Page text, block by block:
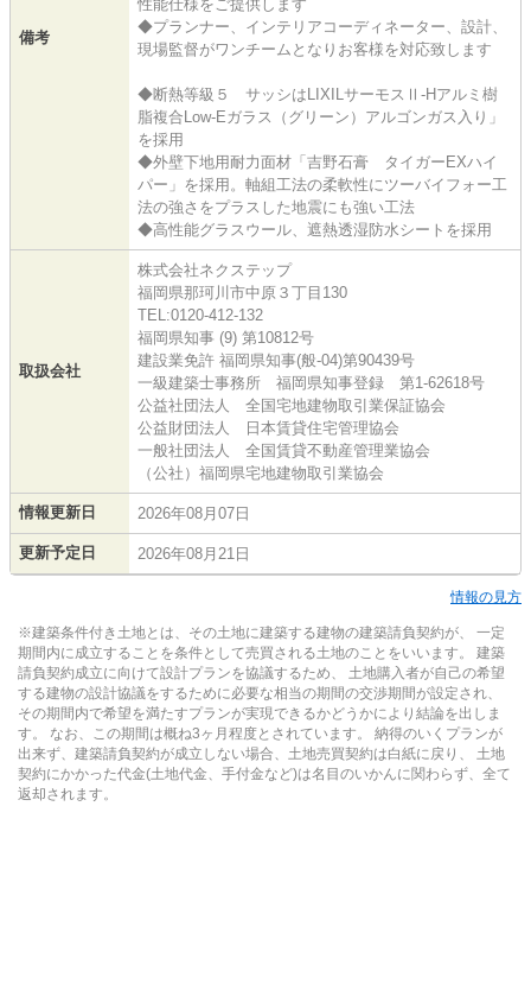
備考
性能仕様をご提供します
◆プランナー、インテリアコーディネーター、設計、
現場監督がワンチームとなりお客様を対応致します
◆断熱等級５ サッシはLIXILサーモスⅡ-Hアルミ樹
脂複合Low-Eガラス（グリーン）アルゴンガス入り」
を採用
◆外壁下地用耐力面材「吉野石膏 タイガーEXハイ
パー」を採用。軸組工法の柔軟性にツーバイフォー工
法の強さをプラスした地震にも強い工法
◆高性能グラスウール、遮熱透湿防水シートを採用
取扱会社
株式会社ネクステップ
福岡県那珂川市中原３丁目130
TEL:0120-412-132
福岡県知事 (9) 第10812号
建設業免許 福岡県知事(般-04)第90439号
一級建築士事務所 福岡県知事登録 第1-62618号
公益社団法人 全国宅地建物取引業保証協会
公益財団法人 日本賃貸住宅管理協会
一般社団法人 全国賃貸不動産管理業協会
（公社）福岡県宅地建物取引業協会
情報更新日 2026年08月07日
更新予定日 2026年08月21日
情報の見方
※建築条件付き土地とは、その土地に建築する建物の建築請負契約が、 一定
期間内に成立することを条件として売買される土地のことをいいます。 建築
請負契約成立に向けて設計プランを協議するため、 土地購入者が自己の希望
する建物の設計協議をするために必要な相当の期間の交渉期間が設定され、
その期間内で希望を満たすプランが実現できるかどうかにより結論を出しま
す。 なお、この期間は概ね3ヶ月程度とされています。 納得のいくプランが
出来ず、建築請負契約が成立しない場合、土地売買契約は白紙に戻り、 土地
契約にかかった代金(土地代金、手付金など)は名目のいかんに関わらず、全て
返却されます。